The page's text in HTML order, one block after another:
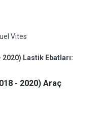
Vites
2020) Lastik Ebatları:
- 2020) Araç